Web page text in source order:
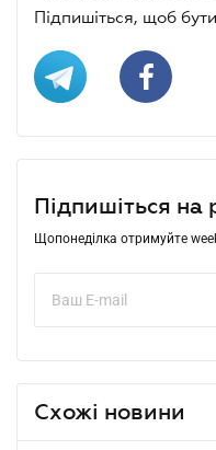
Підпишіться, щоб
Підпишіться на
Щопонеділка отримуйте
Схожі новини